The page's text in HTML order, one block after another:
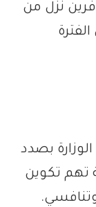
نزل من
في الفترة
بصدد
تهم تكوين